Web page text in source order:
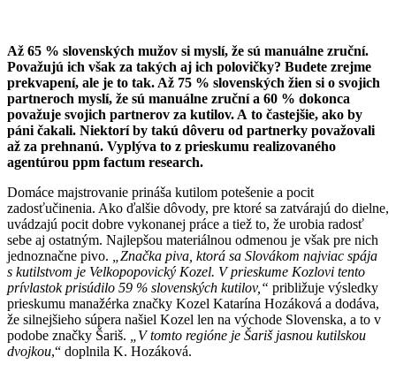
Až 65 % slovenských mužov si myslí, že sú manuálne zruční.
Považujú ich však za takých aj ich polovičky? Budete zrejme
prekvapení, ale je to tak. Až 75 % slovenských žien si o svojich
partneroch myslí, že sú manuálne zruční a 60 % dokonca
považuje svojich partnerov za kutilov. A to častejšie, ako by
páni čakali. Niektorí by takú dôveru od partnerky považovali
až za prehnanú. Vyplýva to z prieskumu realizovaného
agentúrou ppm factum research.
Domáce majstrovanie prináša kutilom potešenie a pocit
zadosťučinenia. Ako ďalšie dôvody, pre ktoré sa zatvárajú do dielne,
uvádzajú pocit dobre vykonanej práce a tiež to, že urobia radosť
sebe aj ostatným. Najlepšou materiálnou odmenou je však pre nich
jednoznačne pivo.
„Značka piva, ktorá sa Slovákom najviac spája
s kutilstvom je Velkopopovický Kozel. V prieskume Kozlovi tento
prívlastok prisúdilo 59 % slovenských kutilov,“ približuje výsledky
prieskumu manažérka značky Kozel Katarína Hozáková a dodáva,
že silnejšieho súpera našiel Kozel len na východe Slovenska, a to v
podobe značky Šariš. „V tomto regióne je Šariš jasnou kutilskou
dvojkou,“ doplnila K. Hozáková.